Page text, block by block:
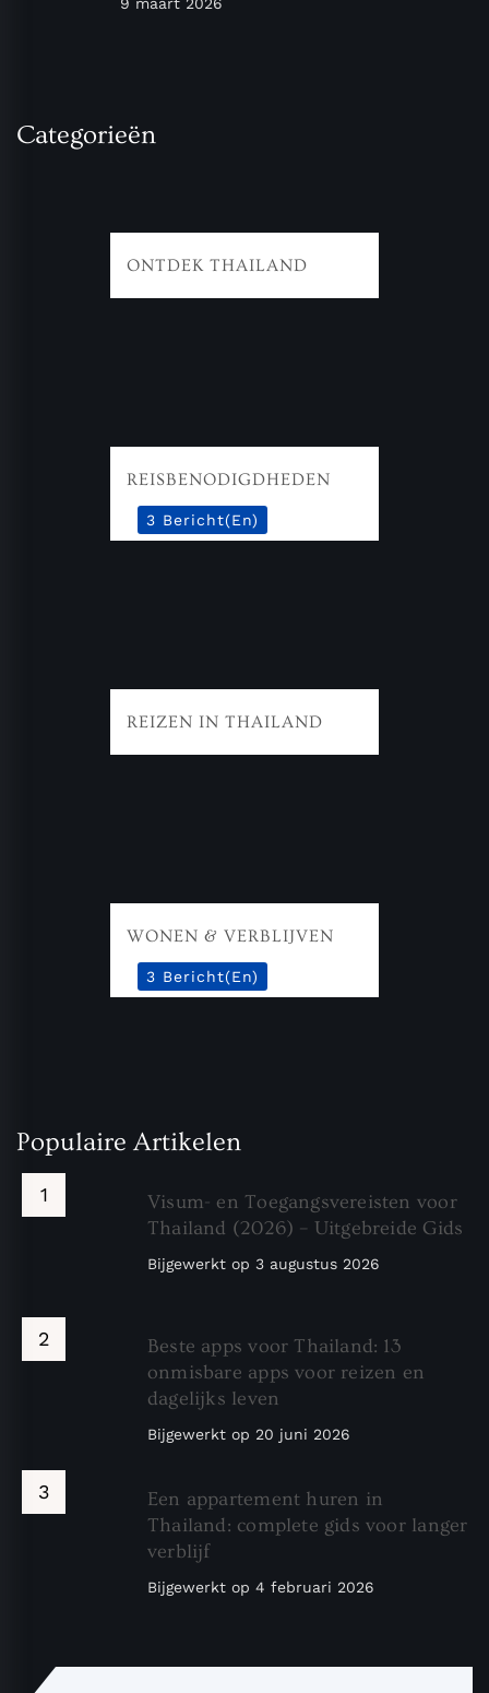
Categorieën
ONTDEK THAILAND
REISBENODIGDHEDEN
3 Bericht(en)
REIZEN IN THAILAND
WONEN & VERBLIJVEN
3 Bericht(en)
Populaire Artikelen
Visum- en Toegangsvereisten voor
Thailand (2026) – Uitgebreide Gids
Bijgewerkt op 3 augustus 2026
Beste apps voor Thailand: 13
onmisbare apps voor reizen en
dagelijks leven
Bijgewerkt op 20 juni 2026
Een appartement huren in
Thailand: complete gids voor langer
verblijf
Bijgewerkt op 4 februari 2026